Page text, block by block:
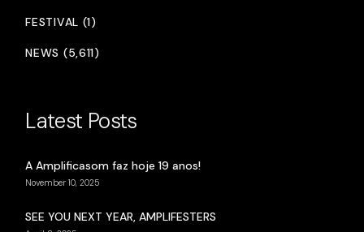
FESTIVAL (1)
NEWS (5,611)
Latest Posts
A Amplificasom faz hoje 19 anos!
November 10, 2025
SEE YOU NEXT YEAR, AMPLIFESTERS